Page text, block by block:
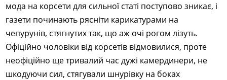
мода на корсети для сильної статі поступово зникає, і
газети починають рясніти карикатурами на
чепурунів, стягнутих так, що аж очі рогом лізуть.
Офіційно чоловіки від корсетів відмовилися, проте
неофіційно ще тривалий час дужі камердинери, не
шкодуючи сил, стягували шнурівку на боках